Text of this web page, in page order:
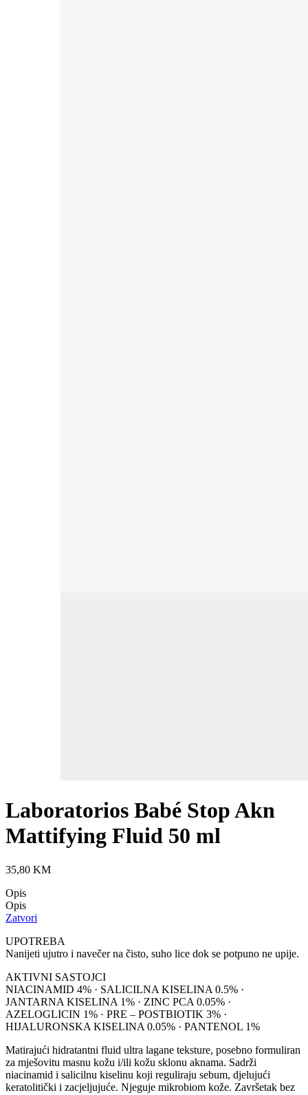
Laboratorios Babé Stop Akn
Mattifying Fluid 50 ml
35,80 KM
Opis
Opis
Zatvori
UPOTREBA
Nanijeti ujutro i navečer na čisto, suho lice dok se potpuno ne upije.
AKTIVNI SASTOJCI
NIACINAMID 4% · SALICILNA KISELINA 0.5% ·
JANTARNA KISELINA 1% · ZINC PCA 0.05% ·
AZELOGLICIN 1% · PRE – POSTBIOTIK 3% ·
HIJALURONSKA KISELINA 0.05% · PANTENOL 1%
Matirajući hidratantni fluid ultra lagane teksture, posebno formuliran
za mješovitu masnu kožu i/ili kožu sklonu aknama. Sadrži
niacinamid i salicilnu kiselinu koji reguliraju sebum, djelujući
keratolitički i zacjeljujuće. Njeguje mikrobiom kože. Završetak bez